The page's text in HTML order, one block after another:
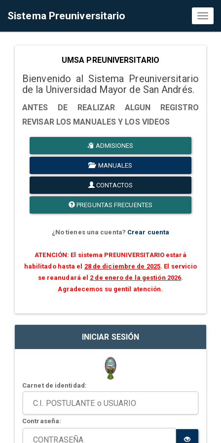
Sistema Preuniversitario
UMSA PREUNIVERSITARIO
Bienvenido al Sistema Preuniversitario
de la Universidad Mayor de San Andrés.
ANTES DE REALIZAR ALGUN REGISTRO
REVISAR LOS MANUALES Y LOS VIDEOS
ADMISIONES
MANUALES
CONTACTOS
PREGUNTAS FRECUENTES
¿No tienes una cuenta? Crear cuenta
ATENCIÓN: El sistema PREUNIVERSITARIO estará
habilitado hasta el 28 de diciembre de 2025. El servicio
se reanudará el 2 de enero de la gestión 2026.
Agradecemos su gentil atención.
INICIAR SESIÓN
Carnet de identidad:
Contraseña: